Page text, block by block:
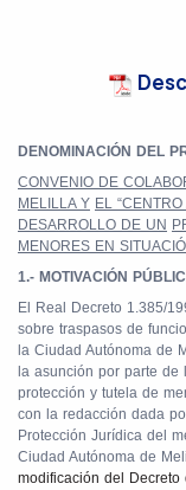
DENOMINACIÓN DEL
CONVENIO DE
MELILLA Y EL
DESARROLLO DE UN
MENORES EN
1.- MOTIVACIÓN
El Real Decreto 1.385/
sobre traspasos de
la Ciudad Autónoma de
la asunción por parte
protección y tutela de
con la redacción dada
Protección Jurídica del
Ciudad Autónoma de
modificación del